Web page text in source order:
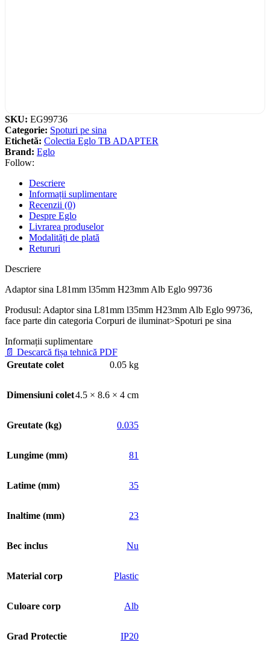
SKU: EG99736
Categorie: Spoturi pe sina
Etichetă: Colectia Eglo TB ADAPTER
Brand: Eglo
Follow:
Descriere
Informații suplimentare
Recenzii (0)
Despre Eglo
Livrarea produselor
Modalități de plată
Retururi
Descriere
Adaptor sina L81mm l35mm H23mm Alb Eglo 99736
Produsul: Adaptor sina L81mm l35mm H23mm Alb Eglo 99736,
face parte din categoria Corpuri de iluminat>Spoturi pe sina
Informații suplimentare
📄 Descarcă fișa tehnică PDF
Greutate colet
0.05 kg
Dimensiuni colet4.5 × 8.6 × 4 cm
Greutate (kg) 0.035
Lungime (mm) 81
Latime (mm) 35
Inaltime (mm) 23
Bec inclus Nu
Material corp Plastic
Culoare corp Alb
Grad Protectie IP20